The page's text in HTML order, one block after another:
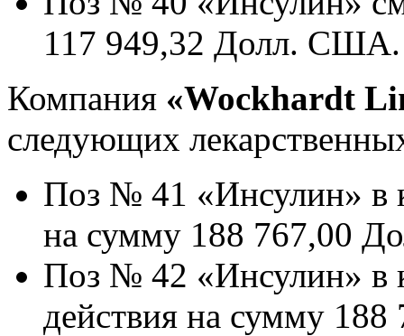
117 949,32 Долл. США.
Компания «Wockhardt
следующих
Поз № 41 «Инсулин» в
на сумму 188 767,00
Поз № 42 «Инсулин» в
действия на сумму